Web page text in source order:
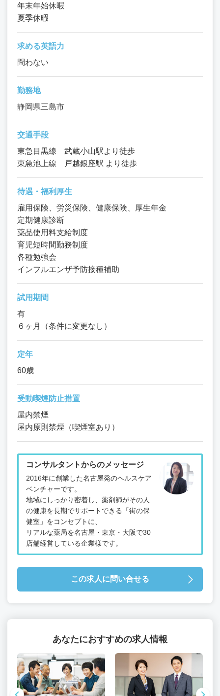
年末年始休暇
夏季休暇
求める英語力
問わない
勤務地
静岡県三島市
交通手段
東急目黒線 武蔵小山駅より徒歩
東急池上線 戸越銀座駅 より徒歩
待遇・福利厚生
雇用保険、労災保険、健康保険、厚生年金
定期健康診断
薬品使用料支給制度
育児短時間勤務制度
各種勉強会
インフルエンザ予防接種補助
試用期間
有
６ヶ月（条件に変更なし）
定年
60歳
受動喫煙防止措置
屋内禁煙
屋内原則禁煙（喫煙室あり）
コンサルタントからのメッセージ
2016年に創業した名古屋発のヘルスケア
ベンチャーです。
地域にしっかり密着し、薬剤師がその人
の健康を長期でサポートできる「街の保
健室」をコンセプトに、
リアルな薬局を名古屋・東京・大阪で30
店舗経営している企業様です。
この求人に問い合せる
あなたにおすすめの求人情報